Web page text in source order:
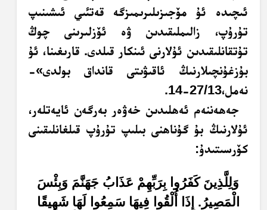
ئىچىدە ئۇ مۆجىزىلىرىمىزگە قەتئىي ئىشىنىپ
تۇرۇپ، زالىملىقىدىن ۋە ئۆزلىرىنى چوڭ
تۇتقانلىقىدىن ئۇلارنى ئىنكار قىلدى. قارىغىنا، ئۇ
بۇزغۇنچىلارنىڭ ئاقىۋىتى قانداق بولدى»-
نەمل،27/13-14.
جەھەننەم ئەھلىدىن خەۋەر بەرگەن ئايەتلەر،
ئۇلارنىڭ بۇ گۇناھنى بىلىپ تۇرۇپ قىلغانلىقىنى
كۆرسىتىدۇ:
وَلِلَّذِينَ كَفَرُوا بِرَبِّهِمْ عَذَابُ جَهَنَّمَ وَبِئْسَ
الْمَصِيرُ. إِذَا أُلْقُوا فِيهَا سَمِعُوا لَهَا شَهِيقًا